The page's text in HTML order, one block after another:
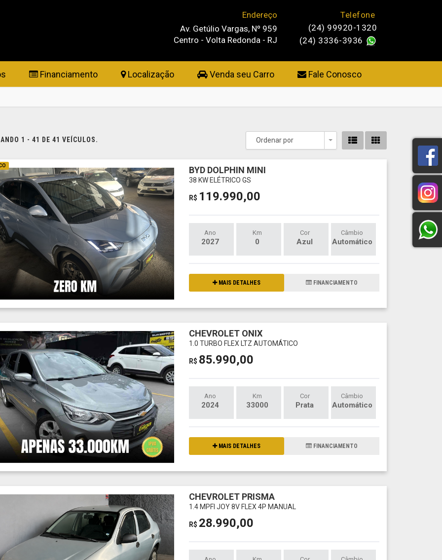
Telefone
(24) 99920-1320
(24) 3336-3936
Endereço
Av. Getúlio Vargas, Nº 959
Centro - Volta Redonda - RJ
Financiamento Localização Venda seu Carro Fale Conosco
1 - 41 DE 41 VEÍCULOS. Ordenar por
Toggle Dropdown
BYD DOLPHIN MINI
38 KW ELÉTRICO GS
R$ 119.990,00
Ano
2027
Km
0
Cor
Azul
Câmbio
Automático
MAIS DETALHES FINANCIAMENTO
CHEVROLET ONIX
1.0 TURBO FLEX LTZ AUTOMÁTICO
R$ 85.990,00
Ano
2024
Km
33000
Cor
Prata
Câmbio
Automático
MAIS DETALHES FINANCIAMENTO
CHEVROLET PRISMA
1.4 MPFI JOY 8V FLEX 4P MANUAL
R$ 28.990,00